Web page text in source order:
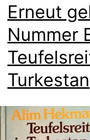
Erneut
Nummer
Turkestan